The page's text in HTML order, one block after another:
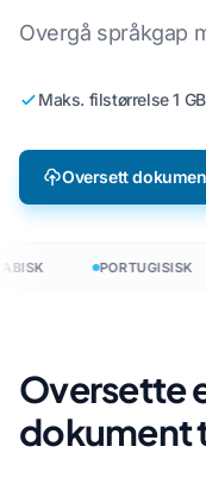
Overgå språkgap
Maks. filstørrelse 1 GB
Oversett
PORTUGISISK
Oversette
dokument